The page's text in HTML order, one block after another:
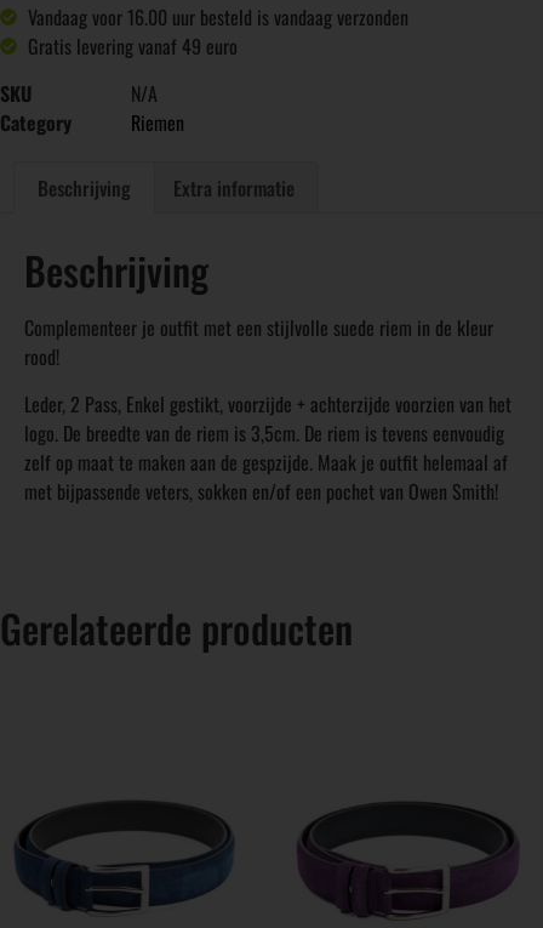
Vandaag voor 16.00 uur besteld is vandaag verzonden
Gratis levering vanaf 49 euro
SKU
N/A
Category
Riemen
Beschrijving Extra informatie
Beschrijving
Complementeer je outfit met een stijlvolle suede riem in de kleur
rood!
Leder, 2 Pass, Enkel gestikt, voorzijde + achterzijde voorzien van het
logo. De breedte van de riem is 3,5cm. De riem is tevens eenvoudig
zelf op maat te maken aan de gespzijde. Maak je outfit helemaal af
met bijpassende veters, sokken en/of een pochet van Owen Smith!
Gerelateerde producten